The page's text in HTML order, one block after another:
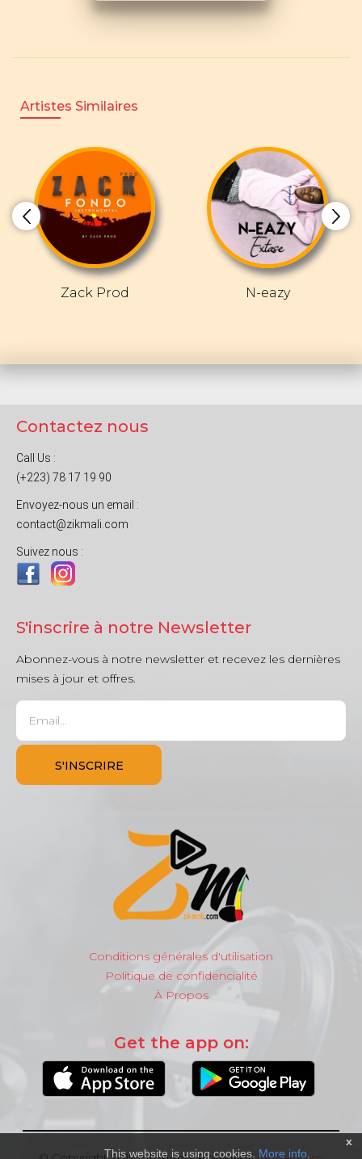
Artistes Similaires
Zack Prod N-eazy
Contactez nous
Call Us :
(+223) 78 17 19 90
Envoyez-nous un email :
contact@zikmali.com
Suivez nous :
S'inscrire à notre Newsletter
Abonnez-vous à notre newsletter et recevez les dernières
mises à jour et offres.
Conditions générales d'utilisation
Politique de confidencialité
À Propos
Get the app on:
x
This website is using cookies. More info